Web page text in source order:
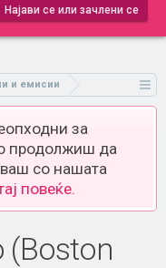
Најави се или зачлени се
и емисии
за
продолжиш да
со нашата
повеќе.
(Boston